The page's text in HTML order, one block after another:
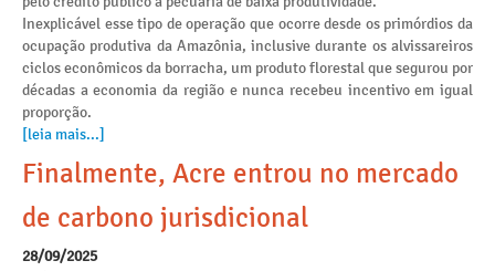
Inexplicável esse tipo de operação que ocorre desde os primórdios da
ocupação produtiva da Amazônia, inclusive durante os alvissareiros
ciclos econômicos da borracha, um produto florestal que segurou por
décadas a economia da região e nunca recebeu incentivo em igual
proporção.
[leia mais...]
Finalmente, Acre entrou no mercado
de carbono jurisdicional
28/09/2025